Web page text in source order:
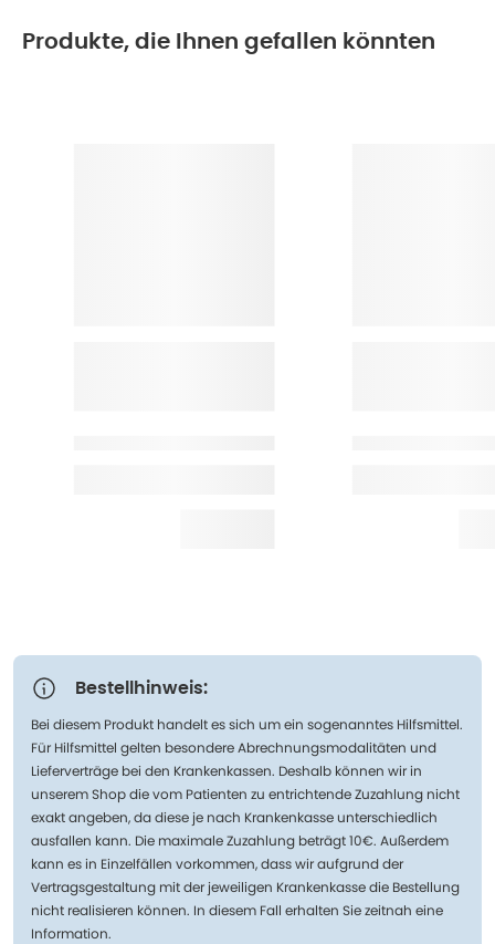
Produkte, die Ihnen gefallen könnten
Bestellhinweis:
Bei diesem Produkt handelt es sich um ein sogenanntes Hilfsmittel.
Für Hilfsmittel gelten besondere Abrechnungsmodalitäten und
Lieferverträge bei den Krankenkassen. Deshalb können wir in
unserem Shop die vom Patienten zu entrichtende Zuzahlung nicht
exakt angeben, da diese je nach Krankenkasse unterschiedlich
ausfallen kann. Die maximale Zuzahlung beträgt 10€. Außerdem
kann es in Einzelfällen vorkommen, dass wir aufgrund der
Vertragsgestaltung mit der jeweiligen Krankenkasse die Bestellung
nicht realisieren können. In diesem Fall erhalten Sie zeitnah eine
Information.